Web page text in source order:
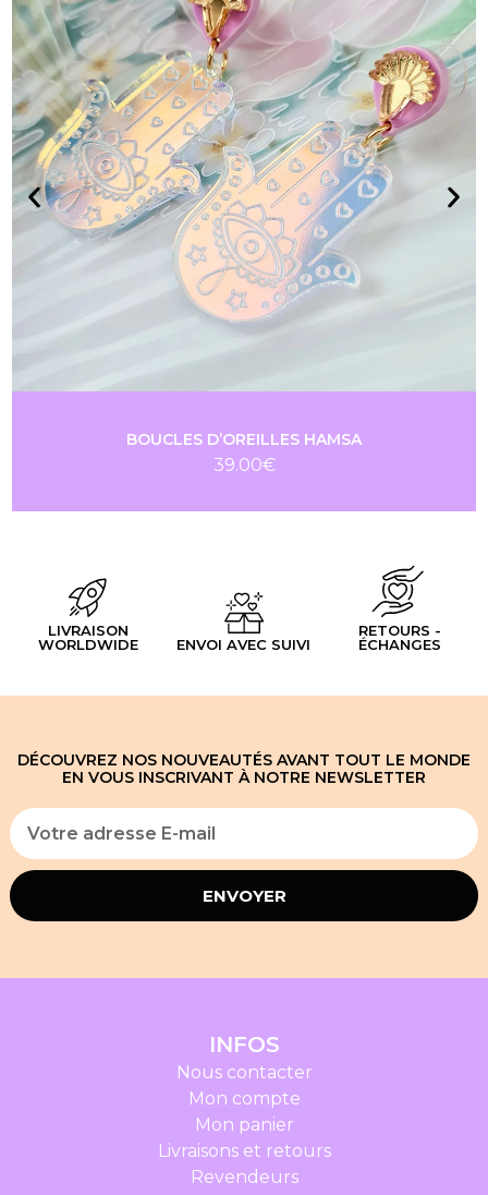
BOUCLES D’OREILLES HAMSA
39.00€
LIVRAISON
WORLDWIDE
ENVOI AVEC SUIVI
RETOURS -
ÉCHANGES
DÉCOUVREZ NOS NOUVEAUTÉS AVANT TOUT LE MONDE
EN VOUS INSCRIVANT À NOTRE NEWSLETTER
ENVOYER
INFOS
Nous contacter
Mon compte
Mon panier
Livraisons et retours
Revendeurs